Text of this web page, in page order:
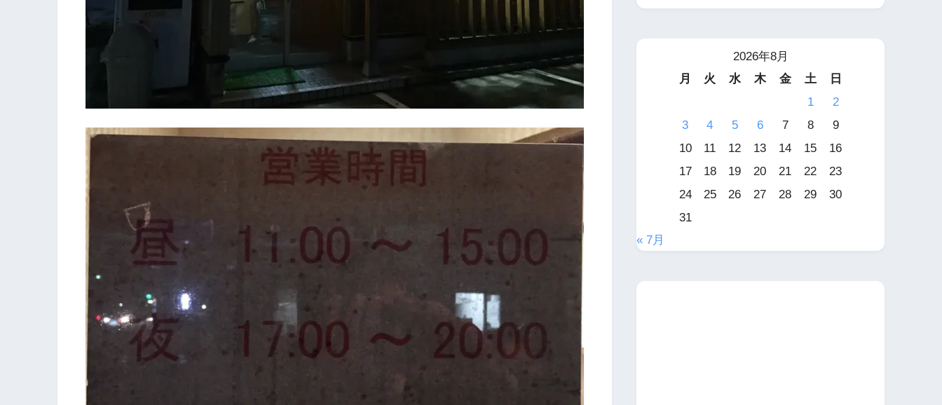
2026年8月
月
火 水 木 金 土
日
1
2
3
4 5 6 7 8
9
10
11 12 13 14 15
16
17
18 19 20 21 22
23
24
25 26 27 28 29
30
31
« 7月